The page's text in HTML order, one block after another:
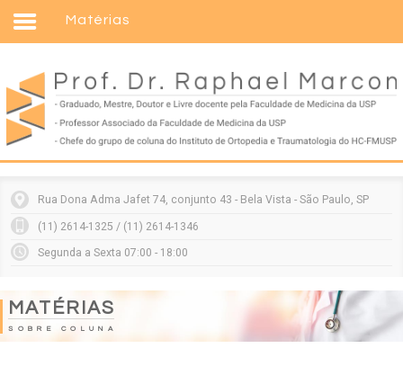
Home
Entenda sua doença
Tratamentos
Matérias
Vídeos
Consultórios
Matérias
Rua Dona Adma Jafet 74, conjunto 43 - Bela Vista - São Paulo, SP
(11) 2614-1325 / (11) 2614-1346
Segunda a Sexta 07:00 - 18:00
SOBRE COLUNA
MATÉRIAS